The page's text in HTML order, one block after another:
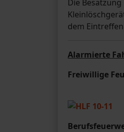
Die
dem
Alarmierte
Freiwillige